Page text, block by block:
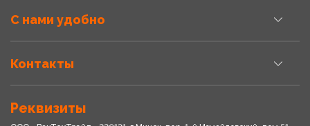
С нами удобно
Контакты
Реквизиты